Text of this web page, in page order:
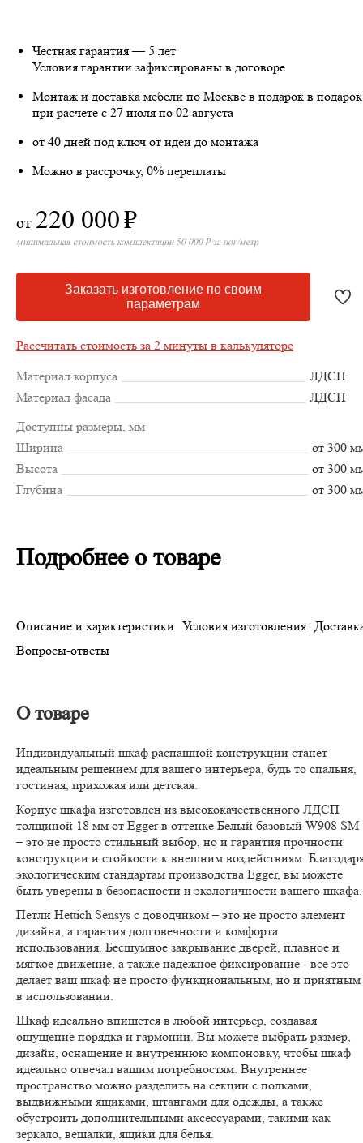
Честная гарантия — 5 лет
Условия гарантии зафиксированы в договоре
Монтаж и доставка мебели по Москве в подарок в подарок
при расчете с 27 июля по 02 августа
от 40 дней под ключ от идеи до монтажа
Можно в рассрочку, 0% переплаты
от 220 000₽
минимальная стоимость комплектации 50 000 ₽ за пог/метр
Заказать изготовление по своим
параметрам
Рассчитать стоимость за 2 минуты в калькуляторе
Материал корпуса
ЛДСП
Материал фасада
ЛДСП
Доступны размеры, мм
Ширина
от 300
Высота
от 300
Глубина
от 300
Подробнее о товаре
Описание и характеристики Условия изготовления
Вопросы-ответы
О товаре
Индивидуальный шкаф распашной конструкции станет
идеальным решением для вашего интерьера, будь то спальня,
гостиная, прихожая или детская.
Корпус шкафа изготовлен из высококачественного ЛДСП
толщиной 18 мм от Egger в оттенке Белый базовый W908 SM
– это не просто стильный выбор, но и гарантия прочности
конструкции и стойкости к внешним воздействиям.
экологическим стандартам производства Egger, вы можете
быть уверены в безопасности и экологичности вашего шкафа.
Петли Hettich Sensys с доводчиком – это не просто элемент
дизайна, а гарантия долговечности и комфорта
использования. Бесшумное закрывание дверей, плавное и
мягкое движение, а также надежное фиксирование - все это
делает ваш шкаф не просто функциональным, но и приятным
в использовании.
Шкаф идеально впишется в любой интерьер, создавая
ощущение порядка и гармонии. Вы можете выбрать размер,
дизайн, оснащение и внутреннюю компоновку, чтобы шкаф
идеально отвечал вашим потребностям. Внутреннее
пространство можно разделить на секции с полками,
выдвижными ящиками, штангами для одежды, а также
обустроить дополнительными аксессуарами, такими как
зеркало, вешалки, ящики для белья.